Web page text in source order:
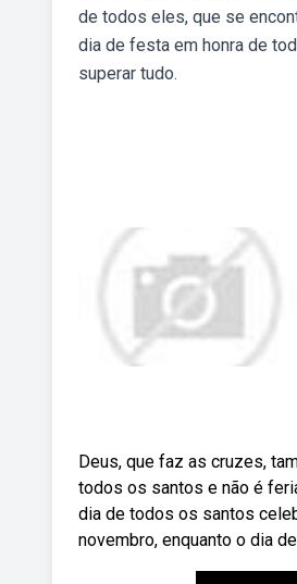
de todos eles, que se
dia de festa em honra de
superar tudo.
Deus, que faz as cruzes,
todos os santos e não é
dia de todos os santos
novembro, enquanto o dia